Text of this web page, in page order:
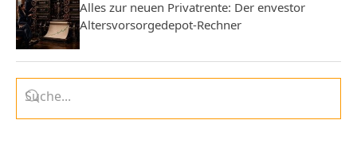
Alles zur neuen Privatrente: Der envestor
Altersvorsorgedepot-Rechner